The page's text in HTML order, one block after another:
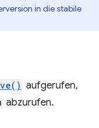
in die stabile
aufgerufen,
abzurufen.